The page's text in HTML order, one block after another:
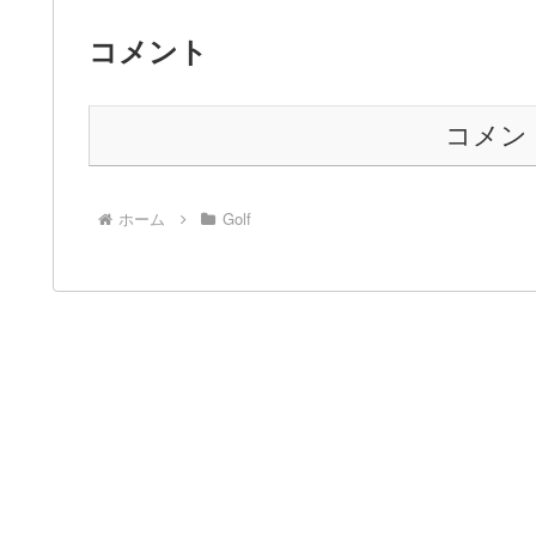
コメント
コメン
ホーム Golf